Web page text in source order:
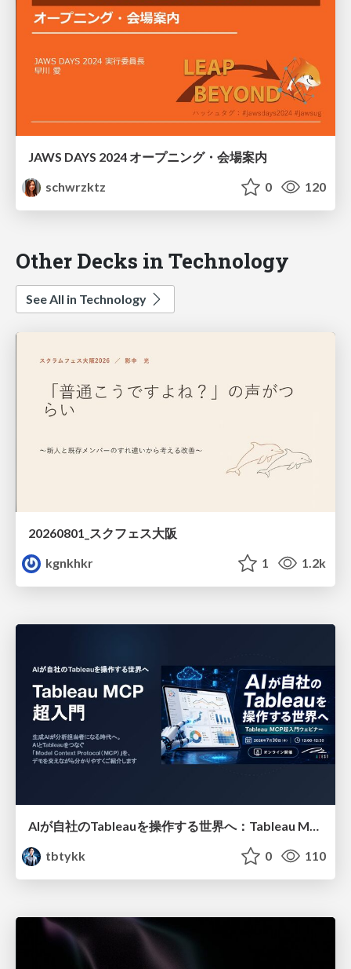
JAWS DAYS 2024 オープニング・会場案内
schwrzktz
0 120
Other Decks in Technology
See All in Technology
20260801_スクフェス大阪
kgnkhkr
1 1.2k
AIが自社のTableauを操作する世界へ：Tableau MCP超入門
tbtykk
0 110